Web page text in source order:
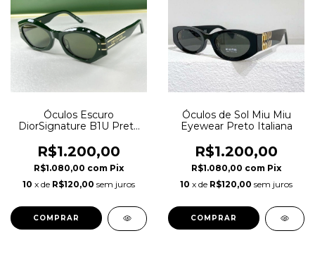
Óculos Escuro
DiorSignature B1U Preto
R$1.200,00
R$1.080,00 com Pix
10 x de R$120,00 sem juros
Óculos de Sol Miu Miu
Eyewear Preto Italiana
R$1.200,00
R$1.080,00 com Pix
10 x de R$120,00 sem juros